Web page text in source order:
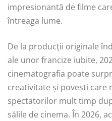
impresionantă de filme
întreaga lume.
De la producții originale
ale unor francize iubite,
cinematografia poate
creativitate și povești care
spectatorilor mult timp
sălile de cinema. În 2026,